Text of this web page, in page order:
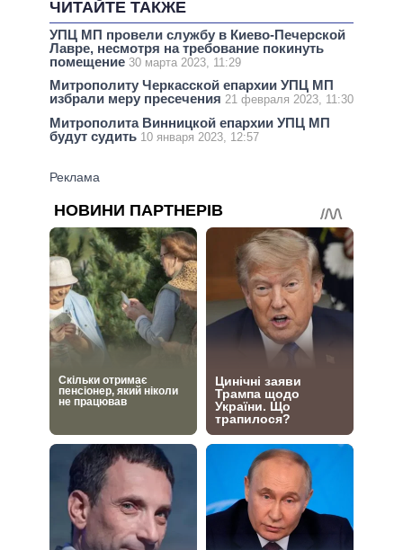
ЧИТАЙТЕ ТАКЖЕ
УПЦ МП провели службу в Киево-Печерской
Лавре, несмотря на требование покинуть
помещение 30 марта 2023, 11:29
Митрополиту Черкасской епархии УПЦ МП
избрали меру пресечения 21 февраля 2023, 11:30
Митрополита Винницкой епархии УПЦ МП
будут судить 10 января 2023, 12:57